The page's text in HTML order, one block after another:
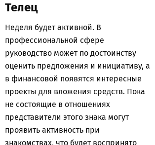
Телец
Неделя будет активной. В
профессиональной сфере
руководство может по достоинству
оценить предложения и инициативу, а
в финансовой появятся интересные
проекты для вложения средств. Пока
не состоящие в отношениях
представители этого знака могут
проявить активность при
знакомствах, что будет воспринято